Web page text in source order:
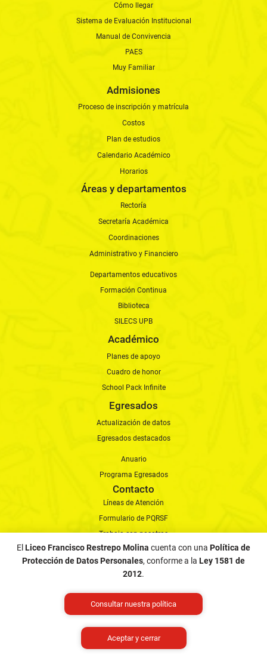
Cómo llegar
Sistema de Evaluación Institucional
Manual de Convivencia
PAES
Muy Familiar
Admisiones
Proceso de inscripción y matrícula
Costos
Plan de estudios
Calendario Académico
Horarios
Áreas y departamentos
Rectoría
Secretaría Académica
Coordinaciones
Administrativo y Financiero
Departamentos educativos
Formación Continua
Biblioteca
SILECS UPB
Académico
Planes de apoyo
Cuadro de honor
School Pack Infinite
Egresados
Actualización de datos
Egresados destacados
Anuario
Programa Egresados
Contacto
Líneas de Atención
Formulario de PQRSF
Trabaja con nosotros
Estudia con nosotros
Ed. Arquidiocesana
Procedimiento solicitudes
Novedades institucionales
El Liceo Francisco Restrepo Molina cuenta con una Política de
Protección de Datos Personales, conforme a la Ley 1581 de
2012.
Consultar nuestra política
Aceptar y cerrar